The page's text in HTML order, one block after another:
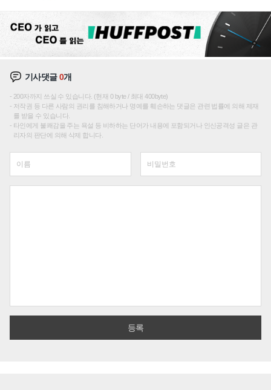
기사댓글0개
200자까지 쓰실 수 있습니다. (현재 0 byte / 최대 400byte)
저작권 등 다른 사람의 권리를 침해하거나 명예를 훼손하는 댓글은 관련 법률에 의해 제재
를 받을 수 있습니다.
타인에게 불쾌감을 주는 욕설 등 비하하는 단어가 내용에 포함되거나 인신공격성 글은 관
리자의 판단에 의해 삭제 합니다.